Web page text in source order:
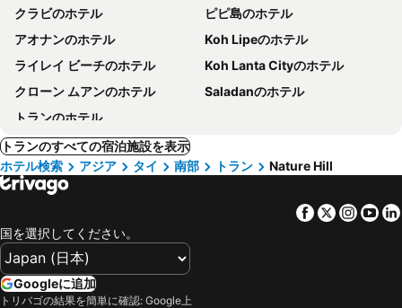
クラビのホテル
ピピ島のホテル
アオナンのホテル
Koh Lipeのホテル
ライレイ ビーチのホテル
Koh Lanta Cityのホテル
クローン ムアンのホテル
Saladanのホテル
トランのホテル
トランのすべての宿泊施設を表示
ホテル検索
アジア タイ 南部 トラン Nature Hill
Facebook
Twitter
国を選択してください。
Googleに追加
トリバゴの結果を簡単に確認: Google上